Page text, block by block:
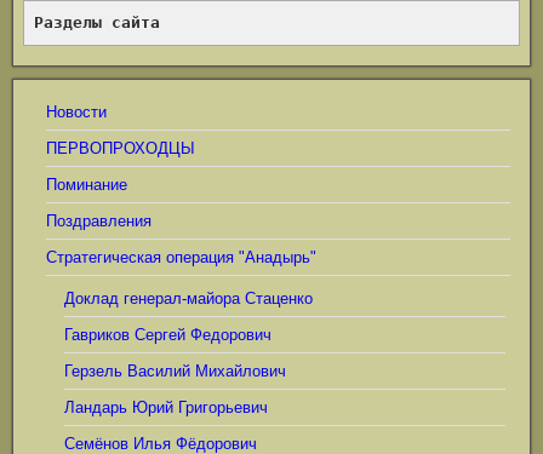
Разделы сайта
Новости
ПЕРВОПРОХОДЦЫ
Поминание
Поздравления
Стратегическая операция "Анадырь"
Доклад генерал-майора Стаценко
Гавриков Сергей Федорович
Герзель Василий Михайлович
Ландарь Юрий Григорьевич
Семёнов Илья Фёдорович